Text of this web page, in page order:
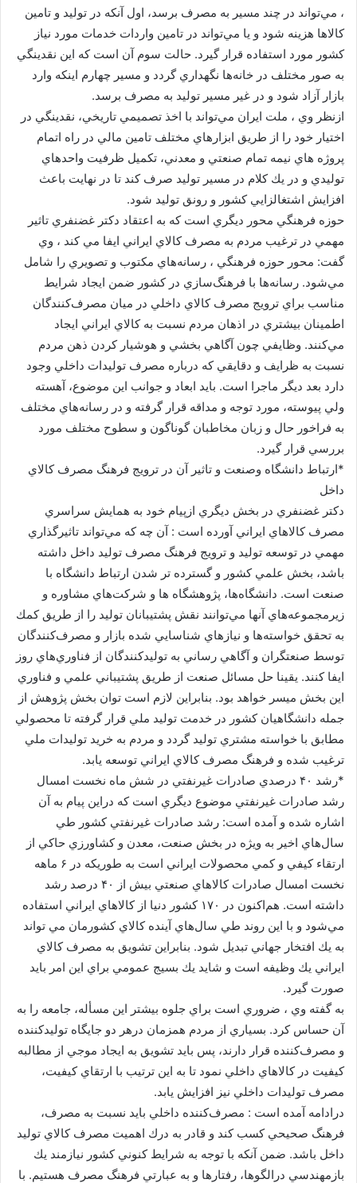
، مي‌تواند در چند مسير به مصرف برسد، اول آنكه در توليد و تامين
كالاها هزينه شود و يا مي‌تواند در تامين واردات خدمات مورد نياز
كشور مورد استفاده قرار گيرد. حالت سوم آن است كه اين نقدينگي
به صور مختلف در خانه‌ها نگهداري گردد و مسير چهارم اينكه وارد
بازار آزاد شود و در غير مسير توليد به مصرف برسد.
ازنظر وي ، ملت ايران مي‌تواند با اخذ تصميمي تاريخي، نقدينگي در
اختيار خود را از طريق ابزارهاي مختلف تامين مالي در راه اتمام
پروژه هاي نيمه تمام صنعتي و معدني، تكميل ظرفيت واحدهاي
توليدي و در يك كلام در مسير توليد صرف كند تا در نهايت باعث
افزايش اشتغالزايي كشور و رونق توليد شود.
حوزه فرهنگي محور ديگري است كه به اعتقاد دكتر غضنفري تاثير
مهمي در ترغيب مردم به مصرف كالاي ايراني ايفا مي كند ، وي
گفت: محور حوزه فرهنگي ، رسانه‌هاي مكتوب و تصويري را شامل
مي‌شود‌. رسانه‌ها با فرهنگ‌سازي در كشور ضمن ايجاد شرايط
مناسب براي ترويج مصرف كالاي داخلي در ميان مصرف‌كنندگان
اطمينان بيشتري در اذهان مردم نسبت به كالاي ايراني ايجاد
مي‌كنند. وظايفي چون آگاهي بخشي و هوشيار كردن ذهن مردم
نسبت به ظرايف و دقايقي كه درباره مصرف توليدات داخلي وجود
دارد بعد ديگر ماجرا است. بايد ابعاد و جوانب اين موضوع، آهسته
ولي پيوسته، مورد توجه و مداقه قرار گرفته و در رسانه‌هاي مختلف
به فراخور حال و زبان مخاطبان گوناگون و سطوح مختلف مورد
بررسي قرار گيرد.
*ارتباط دانشگاه وصنعت و تاثير آن در ترويج فرهنگ مصرف كالاي
داخل
دكتر غضنفري در بخش ديگري ازپيام خود به همايش سراسري
مصرف كالاهاي ايراني آورده است : آن چه كه مي‌تواند تاثيرگذاري
مهمي در توسعه توليد و ترويج فرهنگ مصرف توليد داخل داشته
باشد، بخش علمي كشور و گسترده تر شدن ارتباط دانشگاه با
صنعت است‌. دانشگاه‌ها، پژوهشگاه ها و شركت‌هاي مشاوره و
زيرمجموعه‌هاي آنها مي‌توانند نقش پشتيبانان توليد را از طريق كمك
به تحقق خواسته‌ها و نيازهاي شناسايي شده بازار و مصرف‌كنندگان
توسط صنعتگران و آگاهي رساني به توليدكنندگان از فناوري‌هاي روز
ايفا كنند. يقينا حل مسائل صنعت از طريق پشتيباني علمي و فناوري
اين بخش ميسر خواهد بود. بنابراين لازم است توان بخش پژوهش از
جمله دانشگاهيان كشور در خدمت توليد ملي قرار گرفته تا محصولي
مطابق با خواسته مشتري توليد گردد و مردم به خريد توليدات ملي
ترغيب شده و فرهنگ مصرف كالاي ايراني توسعه يابد.
*رشد ۴۰ درصدي صادرات غيرنفتي در شش ماه نخست امسال
رشد صادرات غيرنفتي موضوع ديگري است كه دراين پيام به آن
اشاره شده و آمده است: رشد صادرات غيرنفتي كشور طي
سال‌هاي اخير به ويژه در بخش صنعت، معدن و كشاورزي حاكي از
ارتقاء كيفي و كمي محصولات ايراني است به طوريكه در ۶ ماهه
نخست امسال صادرات كالاهاي صنعتي بيش از ۴۰ درصد رشد
داشته است. هم‌اكنون در ۱۷۰ كشور دنيا از كالاهاي ايراني استفاده
مي‌شود و با اين روند طي سال‌هاي آينده كالاي كشورمان مي تواند
به يك افتخار جهاني تبديل شود. بنابراين تشويق به مصرف كالاي
ايراني يك وظيفه است و شايد يك بسيج عمومي براي اين امر بايد
صورت گيرد.
به گفته وي ، ضروري است براي جلوه بيشتر اين مسأله، جامعه را به
آن حساس كرد. بسياري از مردم همزمان درهر دو جايگاه توليدكننده
و مصرف‌كننده قرار دارند، پس بايد تشويق به ايجاد موجي از مطالبه
كيفيت در كالاهاي داخلي نمود تا به اين ترتيب با ارتقاي كيفيت،
مصرف توليدات داخلي نيز افزايش يابد.
درادامه آمده است : مصرف‌كننده داخلي بايد نسبت به مصرف،
فرهنگ صحيحي كسب كند و قادر به درك اهميت مصرف كالاي توليد
داخل باشد. ضمن آنكه با توجه به شرايط كنوني كشور نيازمند يك
بازمهندسي درالگوها، رفتارها و به عبارتي فرهنگ مصرف هستيم. با